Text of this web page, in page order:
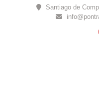
Santiago de